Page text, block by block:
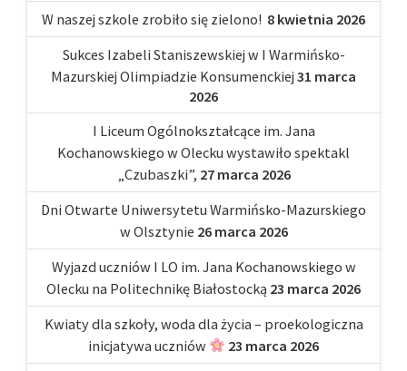
W naszej szkole zrobiło się zielono! 8 kwietnia 2026
Sukces Izabeli Staniszewskiej w I Warmińsko-
Mazurskiej Olimpiadzie Konsumenckiej 31 marca
2026
I Liceum Ogólnokształcące im. Jana
Kochanowskiego w Olecku wystawiło spektakl
„Czubaszki”, 27 marca 2026
Dni Otwarte Uniwersytetu Warmińsko-Mazurskiego
w Olsztynie 26 marca 2026
Wyjazd uczniów I LO im. Jana Kochanowskiego w
Olecku na Politechnikę Białostocką 23 marca 2026
Kwiaty dla szkoły, woda dla życia – proekologiczna
inicjatywa uczniów
23 marca 2026